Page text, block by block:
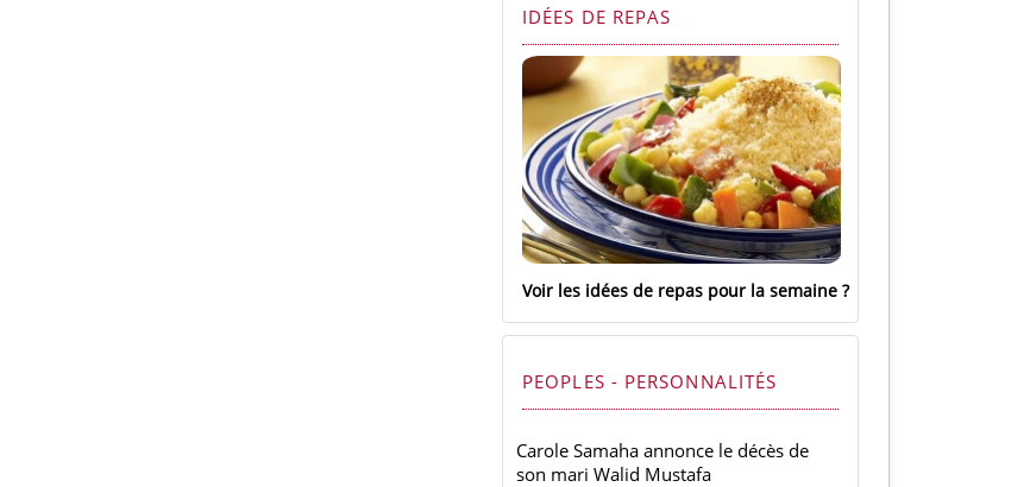
IDÉES DE REPAS
Voir les idées de repas pour la semaine
PEOPLES - PERSONNALITÉS
Carole Samaha annonce le décès de
son mari Walid Mustafa